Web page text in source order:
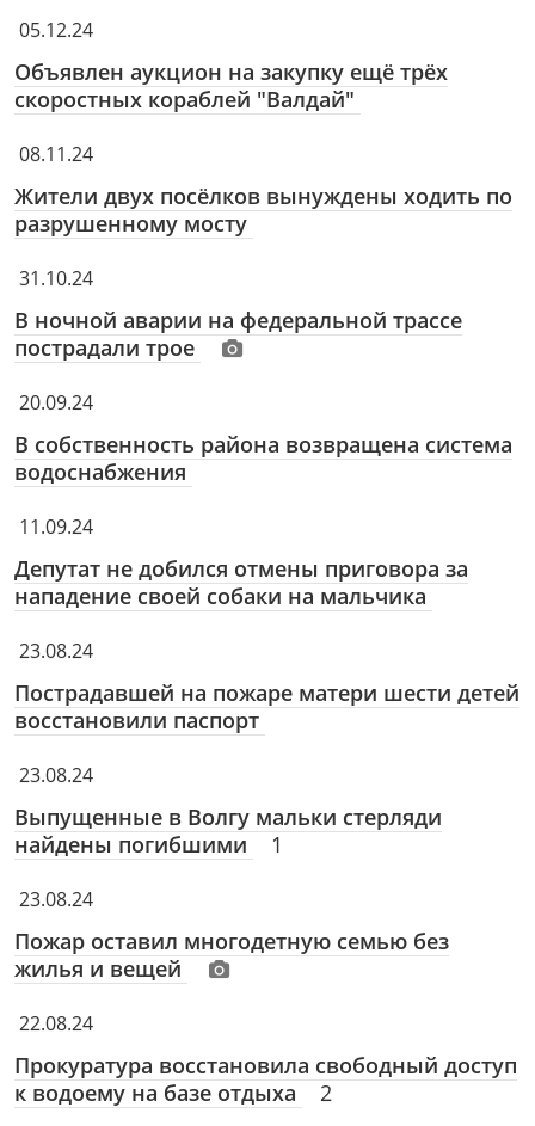
05.12.24
Объявлен аукцион на закупку ещё трёх
скоростных кораблей "Валдай"
08.11.24
Жители двух посёлков вынуждены ходить по
разрушенному мосту
31.10.24
В ночной аварии на федеральной трассе
пострадали трое
20.09.24
В собственность района возвращена система
водоснабжения
11.09.24
Депутат не добился отмены приговора за
нападение своей собаки на мальчика
23.08.24
Пострадавшей на пожаре матери шести детей
восстановили паспорт
23.08.24
Выпущенные в Волгу мальки стерляди
найдены погибшими
1
23.08.24
Пожар оставил многодетную семью без
жилья и вещей
22.08.24
Прокуратура восстановила свободный доступ
к водоему на базе отдыха
2